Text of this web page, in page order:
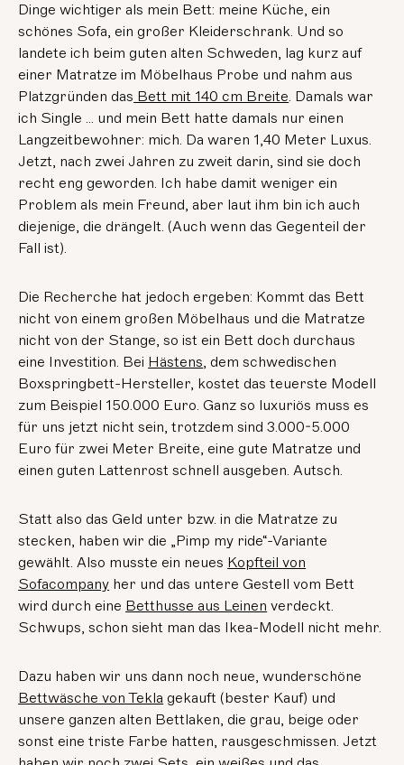
Dinge wichtiger als mein Bett: meine Küche, ein
schönes Sofa, ein großer Kleiderschrank. Und so
landete ich beim guten alten Schweden, lag kurz auf
einer Matratze im Möbelhaus Probe und nahm aus
Platzgründen das Bett mit 140 cm Breite. Damals war
ich Single ... und mein Bett hatte damals nur einen
Langzeitbewohner: mich. Da waren 1,40 Meter Luxus.
Jetzt, nach zwei Jahren zu zweit darin, sind sie doch
recht eng geworden. Ich habe damit weniger ein
Problem als mein Freund, aber laut ihm bin ich auch
diejenige, die drängelt. (Auch wenn das Gegenteil der
Fall ist).
Die Recherche hat jedoch ergeben: Kommt das Bett
nicht von einem großen Möbelhaus und die Matratze
nicht von der Stange, so ist ein Bett doch durchaus
eine Investition. Bei Hästens, dem schwedischen
Boxspringbett-Hersteller, kostet das teuerste Modell
zum Beispiel 150.000 Euro. Ganz so luxuriös muss es
für uns jetzt nicht sein, trotzdem sind 3.000-5.000
Euro für zwei Meter Breite, eine gute Matratze und
einen guten Lattenrost schnell ausgeben. Autsch.
Statt also das Geld unter bzw. in die Matratze zu
stecken, haben wir die „Pimp my ride“-Variante
gewählt. Also musste ein neues Kopfteil von
Sofacompany her und das untere Gestell vom Bett
wird durch eine Betthusse aus Leinen verdeckt.
Schwups, schon sieht man das Ikea-Modell nicht mehr.
Dazu haben wir uns dann noch neue, wunderschöne
Bettwäsche von Tekla gekauft (bester Kauf) und
unsere ganzen alten Bettlaken, die grau, beige oder
sonst eine triste Farbe hatten, rausgeschmissen. Jetzt